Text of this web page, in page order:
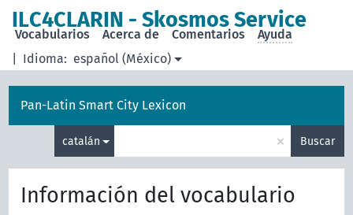
ILC4CLARIN - Skosmos Service
Idioma: español (México)
Vocabularios Acerca de Comentarios Ayuda
Pan-Latin Smart City Lexicon
catalán × Buscar
Información del vocabulario